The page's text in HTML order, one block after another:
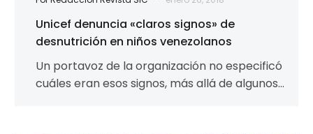
Unicef denuncia «claros signos» de
desnutrición en niños venezolanos
Un portavoz de la organización no especificó
cuáles eran esos signos, más allá de algunos